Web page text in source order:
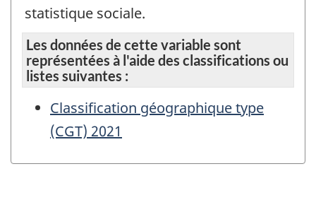
statistique sociale.
Les données de cette variable sont
représentées à l'aide des classifications ou
listes suivantes :
Classification géographique type
(CGT) 2021